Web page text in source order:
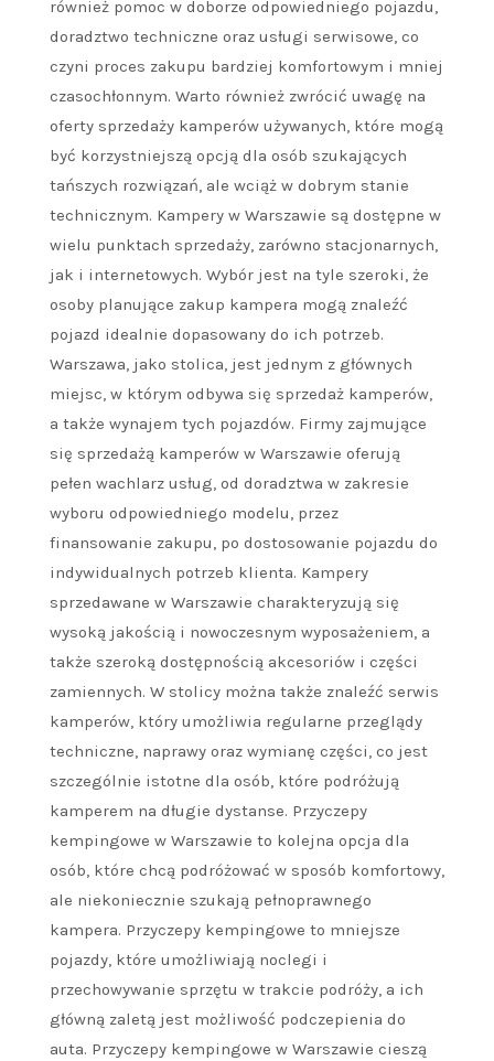
również pomoc w doborze odpowiedniego pojazdu,
doradztwo techniczne oraz usługi serwisowe, co
czyni proces zakupu bardziej komfortowym i mniej
czasochłonnym. Warto również zwrócić uwagę na
oferty sprzedaży kamperów używanych, które mogą
być korzystniejszą opcją dla osób szukających
tańszych rozwiązań, ale wciąż w dobrym stanie
technicznym. Kampery w Warszawie są dostępne w
wielu punktach sprzedaży, zarówno stacjonarnych,
jak i internetowych. Wybór jest na tyle szeroki, że
osoby planujące zakup kampera mogą znaleźć
pojazd idealnie dopasowany do ich potrzeb.
Warszawa, jako stolica, jest jednym z głównych
miejsc, w którym odbywa się sprzedaż kamperów,
a także wynajem tych pojazdów. Firmy zajmujące
się sprzedażą kamperów w Warszawie oferują
pełen wachlarz usług, od doradztwa w zakresie
wyboru odpowiedniego modelu, przez
finansowanie zakupu, po dostosowanie pojazdu do
indywidualnych potrzeb klienta. Kampery
sprzedawane w Warszawie charakteryzują się
wysoką jakością i nowoczesnym wyposażeniem, a
także szeroką dostępnością akcesoriów i części
zamiennych. W stolicy można także znaleźć serwis
kamperów, który umożliwia regularne przeglądy
techniczne, naprawy oraz wymianę części, co jest
szczególnie istotne dla osób, które podróżują
kamperem na długie dystanse. Przyczepy
kempingowe w Warszawie to kolejna opcja dla
osób, które chcą podróżować w sposób komfortowy,
ale niekoniecznie szukają pełnoprawnego
kampera. Przyczepy kempingowe to mniejsze
pojazdy, które umożliwiają noclegi i
przechowywanie sprzętu w trakcie podróży, a ich
główną zaletą jest możliwość podczepienia do
auta. Przyczepy kempingowe w Warszawie cieszą